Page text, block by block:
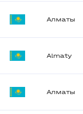
Алматы
Almaty
Алматы